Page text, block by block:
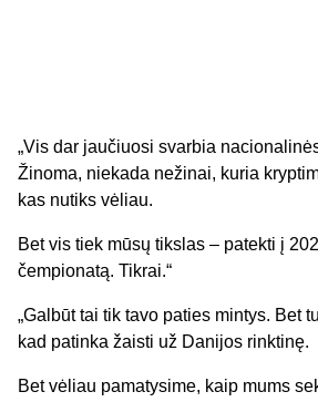
„Vis dar jaučiuosi svarbia
Žinoma, niekada nežinai, kuria
kas nutiks vėliau.
Bet vis tiek mūsų tikslas – patekti į
čempionatą. Tikrai.“
„Galbūt tai tik tavo paties mintys. Bet
kad patinka žaisti už Danijos rinktinę.
Bet vėliau pamatysime, kaip mums